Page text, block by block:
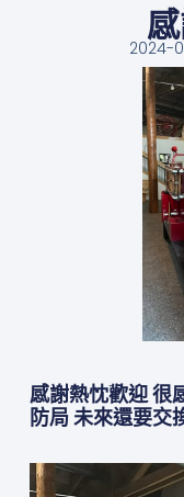
2024-
感謝熱忱歡迎 很
防局 未來還要交